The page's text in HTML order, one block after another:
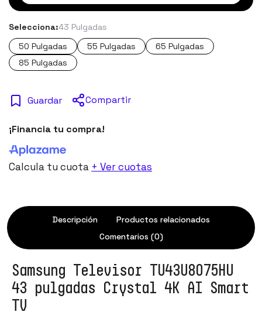
Selecciona:43 Pulgadas
50 Pulgadas
55 Pulgadas
65 Pulgadas
85 Pulgadas
Guardar Compartir
¡Financia tu compra!
Calcula tu cuota + Ver cuotas
Descripción
Productos relacionados
Comentarios (0)
Samsung Televisor TU43U8075HU
43 pulgadas Crystal 4K AI Smart
TV